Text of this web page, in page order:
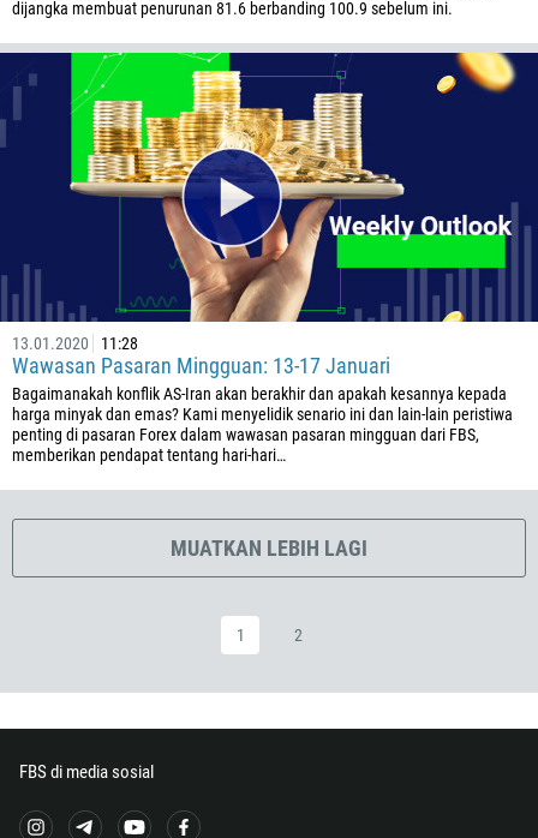
dijangka membuat penurunan 81.6 berbanding 100.9 sebelum ini.
13.01.2020 11:28
Wawasan Pasaran Mingguan: 13-17 Januari
Bagaimanakah konflik AS-Iran akan berakhir dan apakah kesannya kepada
harga minyak dan emas? Kami menyelidik senario ini dan lain-lain peristiwa
penting di pasaran Forex dalam wawasan pasaran mingguan dari FBS,
memberikan pendapat tentang hari-hari…
MUATKAN LEBIH LAGI
1 2
FBS di media sosial
53
357
45
253
1767
20
503
240
291
372
251
500
241
220